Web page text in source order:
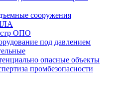
сооружения
ОПО
под давлением
опасные объекты
промбезопасности